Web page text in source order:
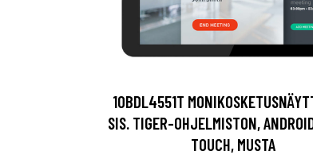
10BDL4551T
SIS. TIGER-OHJELMISTON,
TOUCH, MUSTA